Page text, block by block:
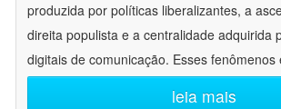
produzida por políticas liberalizantes, a
direita populista e a centralidade adquirida
digitais de comunicação. Esses fenômenos
leia mais